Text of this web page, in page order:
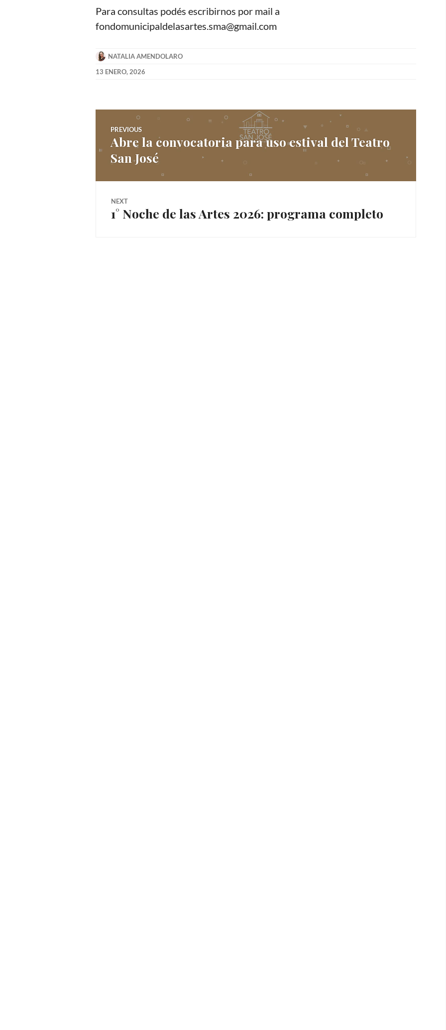
Para consultas podés escribirnos por mail a
fondomunicipaldelasartes.sma@gmail.com
NATALIA AMENDOLARO
13 ENERO, 2026
Navegación
de
entradas
PREVIOUS
Previous
post:
Abre la convocatoria para uso estival del Teatro
San José
NEXT
Next
1° Noche de las Artes 2026: programa completo